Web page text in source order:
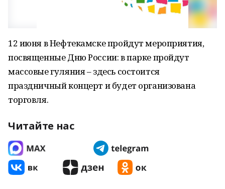
12 июня в Нефтекамске пройдут мероприятия,
посвященные Дню России: в парке пройдут
массовые гуляния – здесь состоится
праздничный концерт и будет организована
торговля.
Читайте нас